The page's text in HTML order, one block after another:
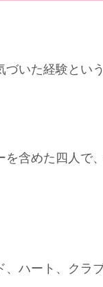
いた経験とい
含めた四人で
ハート、クラ